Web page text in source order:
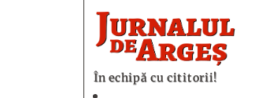
În echipă cu cititorii!